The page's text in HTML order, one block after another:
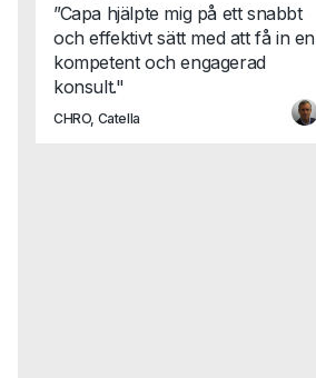
”Capa hjälpte mig på ett snabbt
och effektivt sätt med att få in en
kompetent och engagerad
konsult."
CHRO, Catella